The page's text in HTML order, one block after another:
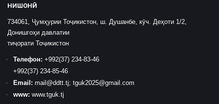
НИШОНӢ
734061, Ҷумҳурии Тоҷикистон, ш. Душанбе, кӯч. Деҳоти 1/2,
Донишгоҳи давлатии
тиҷорати Тоҷикистон
Телефон: +992(37) 234-83-46
+992(37) 234-85-46
Email: mail @ddtt.tj; tguk2025@gmail.com
www: www.tguk.tj